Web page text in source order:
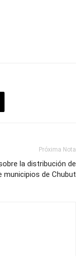
Próxima Nota
la distribución de
municipios de Chubut